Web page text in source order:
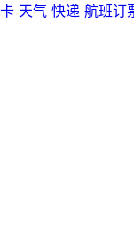
天气 快递 航班订